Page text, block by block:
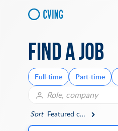
Find a job
Full-time Part-time
Sort
Featured companies